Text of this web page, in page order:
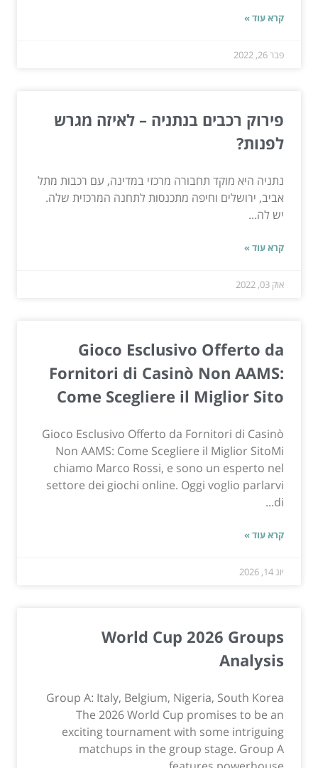
קרא עוד »
פבר 26, 2022
פירוק רכבים בנתניה – לאיזה מגרש
לפנות?
נתניה היא מוקד תחבורה מרכזי במדינה, עם רכבות מתל
אביב, ירושלים וחיפה מתכנסות לתחנה המרכזית שלה.
יש לה...
קרא עוד »
אוק 03, 2022
Gioco Esclusivo Offerto da
Fornitori di Casinò Non AAMS:
Come Scegliere il Miglior Sito
Gioco Esclusivo Offerto da Fornitori di Casinò
Non AAMS: Come Scegliere il Miglior SitoMi
chiamo Marco Rossi, e sono un esperto nel
settore dei giochi online. Oggi voglio parlarvi
di...
קרא עוד »
יונ 14, 2026
World Cup 2026 Groups
Analysis
Group A: Italy, Belgium, Nigeria, South Korea
The 2026 World Cup promises to be an
exciting tournament with some intriguing
matchups in the group stage. Group A